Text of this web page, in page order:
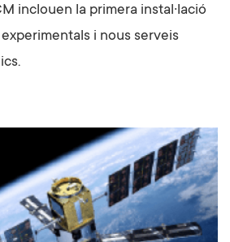
inclouen la primera instal·lació
i nous serveis